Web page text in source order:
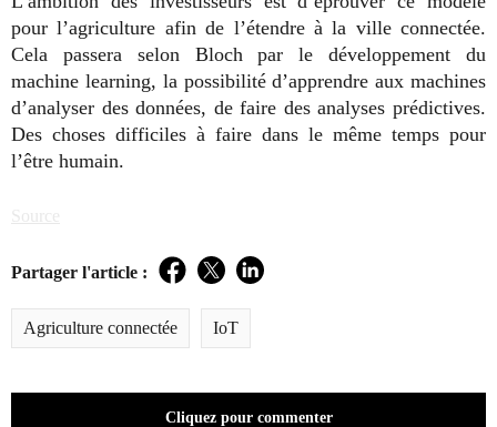
pour l’agriculture afin de l’étendre à la ville connectée.
Cela passera selon Bloch par le développement du
machine learning, la possibilité d’apprendre aux machines
d’analyser des données, de faire des analyses prédictives.
Des choses difficiles à faire dans le même temps pour
l’être humain.
Partager l'article : Facebook
TwitterLinkedIn
Agriculture connectée IoT
Cliquez pour commenter